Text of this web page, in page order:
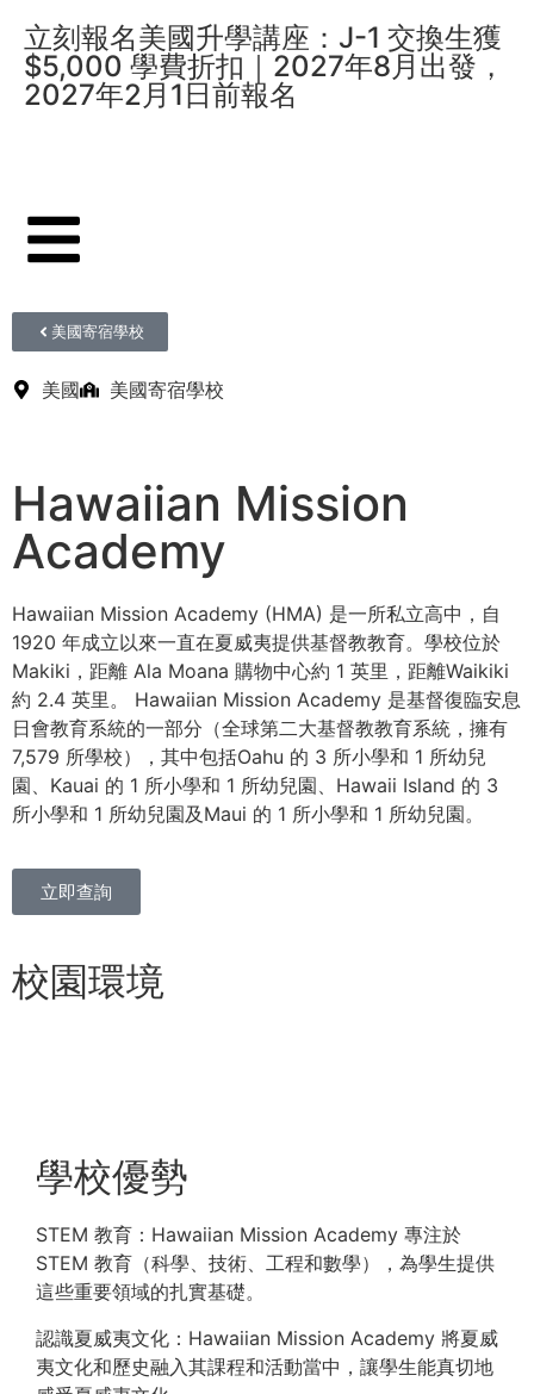
立刻報名美國升學講座：J-1 交換生獲
$5,000 學費折扣｜2027年8月出發，
2027年2月1日前報名
美國寄宿學校
美國 美國寄宿學校
Hawaiian Mission
Academy
Hawaiian Mission Academy (HMA) 是一所私立高中，自
1920 年成立以來一直在夏威夷提供基督教教育。學校位於
Makiki，距離 Ala Moana 購物中心約 1 英里，距離Waikiki
約 2.4 英里。 Hawaiian Mission Academy 是基督復臨安息
日會教育系統的一部分（全球第二大基督教教育系統，擁有
7,579 所學校），其中包括Oahu 的 3 所小學和 1 所幼兒
園、Kauai 的 1 所小學和 1 所幼兒園、Hawaii Island 的 3
所小學和 1 所幼兒園及Maui 的 1 所小學和 1 所幼兒園。
立即查詢
校園環境
學校優勢
STEM 教育：Hawaiian Mission Academy 專注於
STEM 教育（科學、技術、工程和數學），為學生提供
這些重要領域的扎實基礎。
認識夏威夷文化：Hawaiian Mission Academy 將夏威
夷文化和歷史融入其課程和活動當中，讓學生能真切地